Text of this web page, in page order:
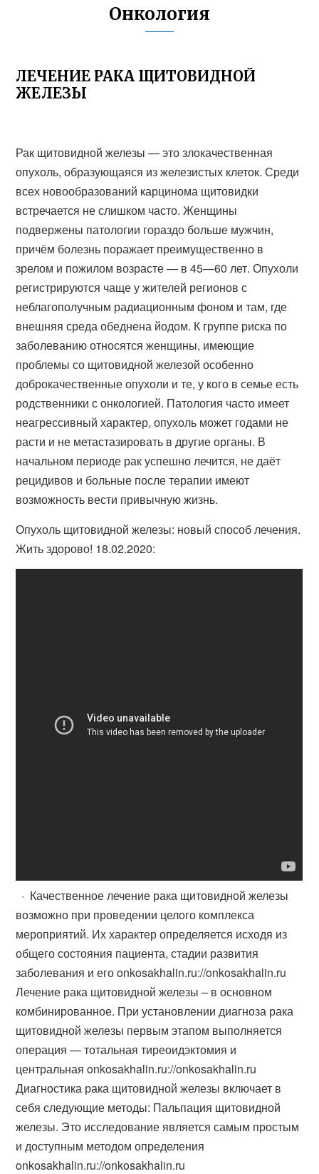
Онкология
ЛЕЧЕНИЕ РАКА ЩИТОВИДНОЙ
ЖЕЛЕЗЫ
Рак щитовидной железы — это злокачественная
опухоль, образующаяся из железистых клеток. Среди
всех новообразований карцинома щитовидки
встречается не слишком часто. Женщины
подвержены патологии гораздо больше мужчин,
причём болезнь поражает преимущественно в
зрелом и пожилом возрасте — в 45—60 лет. Опухоли
регистрируются чаще у жителей регионов с
неблагополучным радиационным фоном и там, где
внешняя среда обеднена йодом. К группе риска по
заболеванию относятся женщины, имеющие
проблемы со щитовидной железой особенно
доброкачественные опухоли и те, у кого в семье есть
родственники с онкологией. Патология часто имеет
неагрессивный характер, опухоль может годами не
расти и не метастазировать в другие органы. В
начальном периоде рак успешно лечится, не даёт
рецидивов и больные после терапии имеют
возможность вести привычную жизнь.
Опухоль щитовидной железы: новый способ лечения.
Жить здорово! 18.02.2020:
· Качественное лечение рака щитовидной железы
возможно при проведении целого комплекса
мероприятий. Их характер определяется исходя из
общего состояния пациента, стадии развития
заболевания и его onkosakhalin.ru://onkosakhalin.ru
Лечение рака щитовидной железы – в основном
комбинированное. При установлении диагноза рака
щитовидной железы первым этапом выполняется
операция — тотальная тиреоидэктомия и
центральная onkosakhalin.ru://onkosakhalin.ru
Диагностика рака щитовидной железы включает в
себя следующие методы: Пальпация щитовидной
железы. Это исследование является самым простым
и доступным методом определения
onkosakhalin.ru://onkosakhalin.ru